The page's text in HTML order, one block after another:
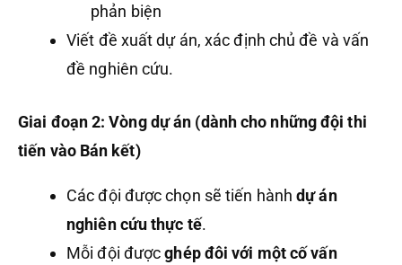
phản biện
Viết đề xuất dự án, xác định chủ đề và vấn
đề nghiên cứu.
Giai đoạn 2: Vòng dự án (dành cho những đội thi
tiến vào Bán kết)
Các đội được chọn sẽ tiến hànhdự án
nghiên cứu thực tế.
Mỗi đội đượcghép đôi với một cố vấn